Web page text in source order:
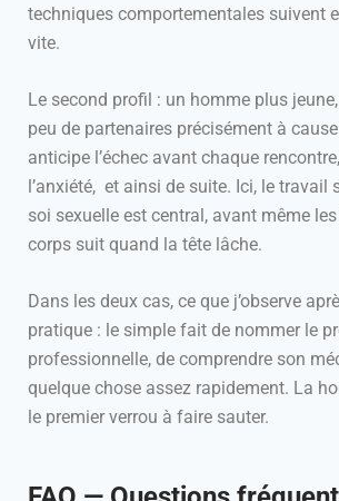
techniques comportementales suivent
vite.
Le second profil : un homme plus
peu de partenaires précisément à cause
anticipe l’échec avant chaque
l’anxiété, et ainsi de suite. Ici, le travail
soi sexuelle est central, avant même
corps suit quand la tête lâche.
Dans les deux cas, ce que j’observe
pratique : le simple fait de nommer le
professionnelle, de comprendre son
quelque chose assez rapidement. La
le premier verrou à faire sauter.